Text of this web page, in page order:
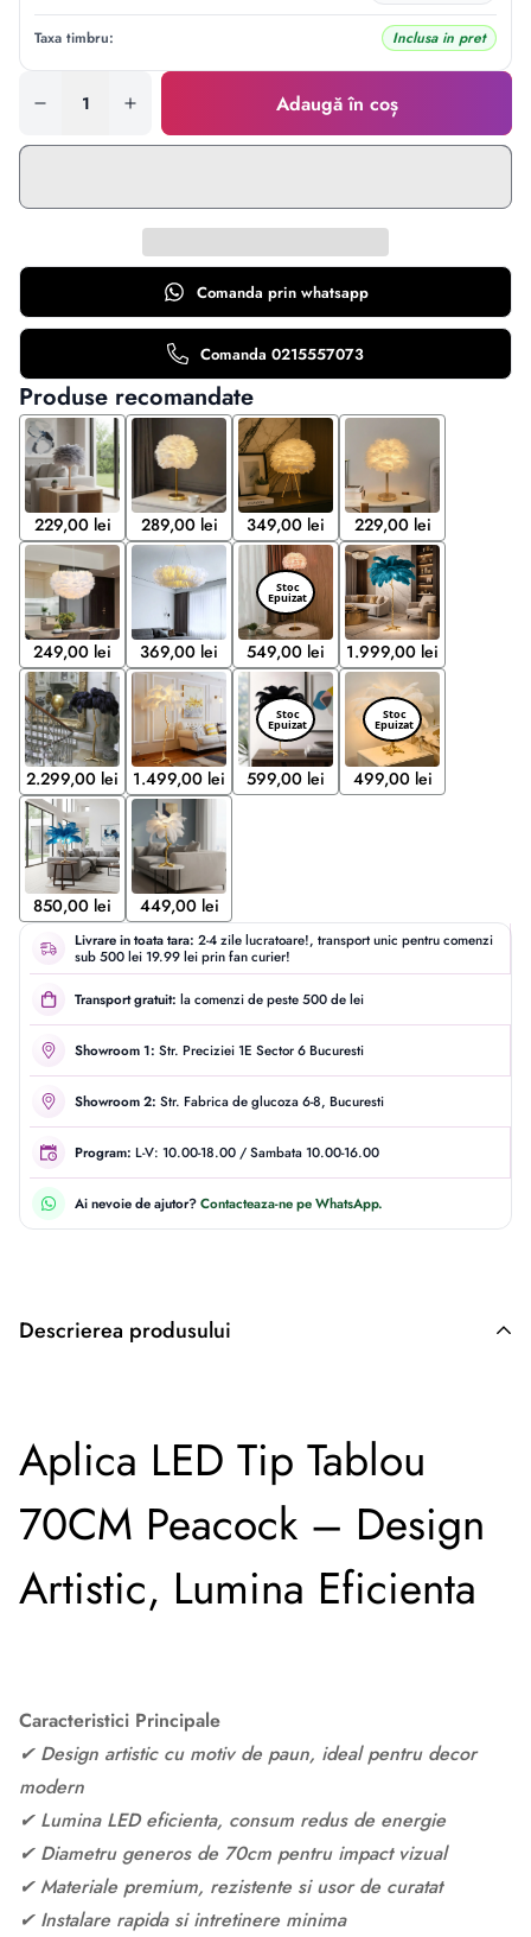
Taxa timbru: Inclusa in pret
Adaugă în coș
Comanda prin whatsapp
Comanda 0215557073
Produse recomandate
229,00 lei 289,00 lei 349,00 lei 229,00 lei
249,00 lei 369,00 lei 549,00 lei 1.999,00 lei
2.299,00 lei 1.499,00 lei 599,00 lei 499,00 lei
850,00 lei 449,00 lei
Livrare in toata tara: 2-4 zile lucratoare!, transport unic pentru comenzi
sub 500 lei 19.99 lei prin fan curier!
Transport gratuit: la comenzi de peste 500 de lei
Showroom 1: Str. Preciziei 1E Sector 6 Bucuresti
Showroom 2: Str. Fabrica de glucoza 6-8, Bucuresti
Program: L-V: 10.00-18.00 / Sambata 10.00-16.00
Ai nevoie de ajutor?Contacteaza-ne pe WhatsApp.
Descrierea produsului
Aplica LED Tip Tablou
70CM Peacock – Design
Artistic, Lumina Eficienta
Caracteristici Principale
✔ Design artistic cu motiv de paun, ideal pentru decor
modern
✔ Lumina LED eficienta, consum redus de energie
✔ Diametru generos de 70cm pentru impact vizual
✔ Materiale premium, rezistente si usor de curatat
✔ Instalare rapida si intretinere minima